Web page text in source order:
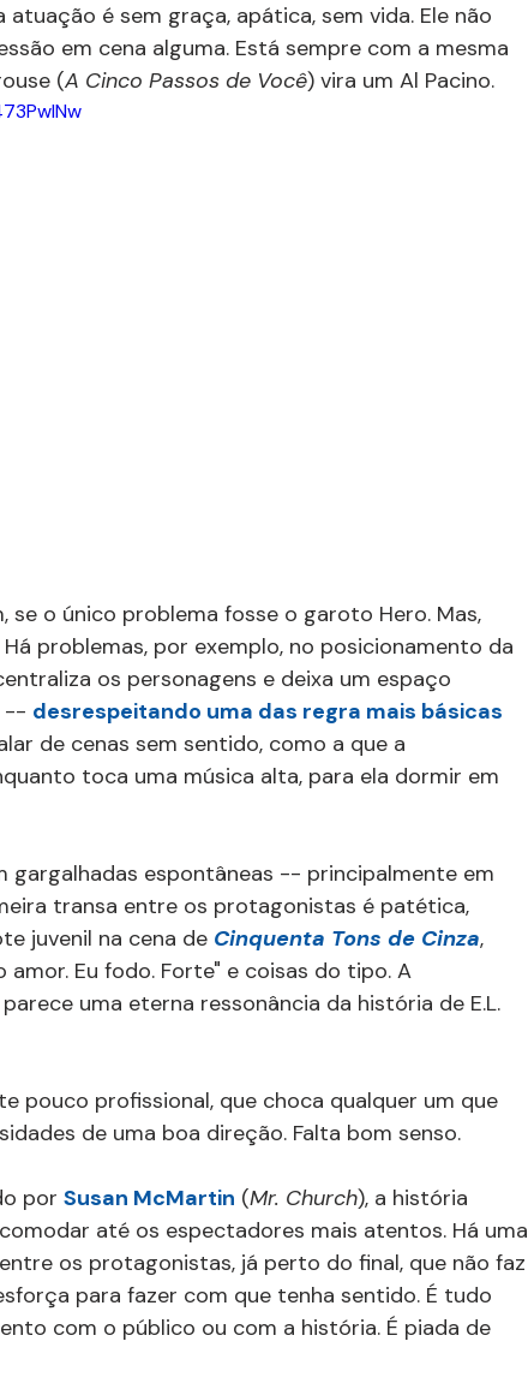
atuação é sem graça, apática, sem vida. Ele não
em cena alguma. Está sempre com a mesma
(A Cinco Passos de Você) vira um Al Pacino.
se o único problema fosse o garoto Hero. Mas,
problemas, por exemplo, no posicionamento da
os personagens e deixa um espaço
-- desrespeitando uma das regra mais básicas
de cenas sem sentido, como a que a
toca uma música alta, para ela dormir em
gargalhadas espontâneas -- principalmente em
transa entre os protagonistas é patética,
juvenil na cena de Cinquenta Tons de Cinza,
Eu fodo. Forte" e coisas do tipo. A
uma eterna ressonância da história de E.L.
pouco profissional, que choca qualquer um que
de uma boa direção. Falta bom senso.
por Susan McMartin (Mr. Church), a história
até os espectadores mais atentos. Há uma
os protagonistas, já perto do final, que não faz
para fazer com que tenha sentido. É tudo
com o público ou com a história. É piada de